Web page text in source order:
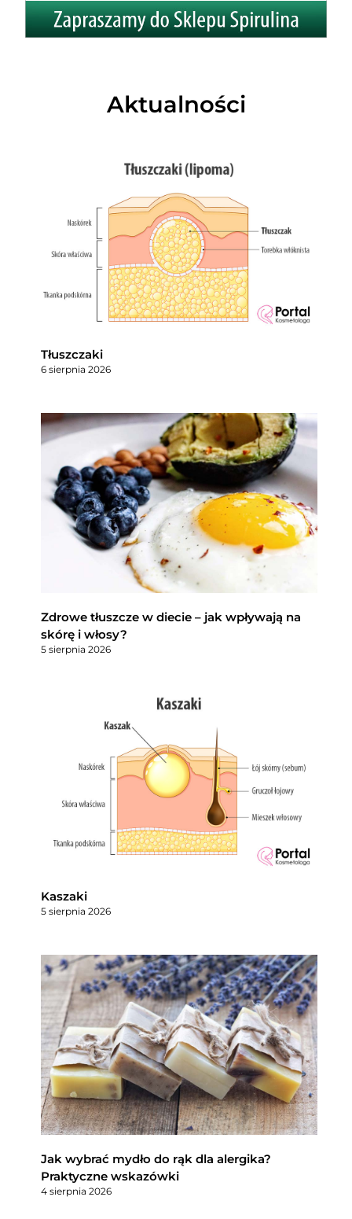
Aktualności
Tłuszczaki
6 sierpnia 2026
Zdrowe tłuszcze w diecie – jak wpływają na
skórę i włosy?
5 sierpnia 2026
Kaszaki
5 sierpnia 2026
Jak wybrać mydło do rąk dla alergika?
Praktyczne wskazówki
4 sierpnia 2026